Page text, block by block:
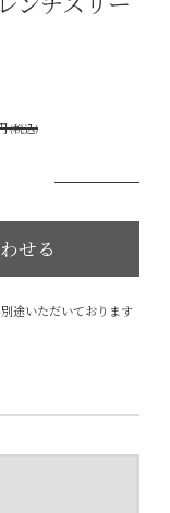
ンチスリー
(税込)
途いただいております